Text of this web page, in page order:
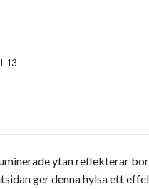
13
ytan reflekterar
ger denna hylsa ett